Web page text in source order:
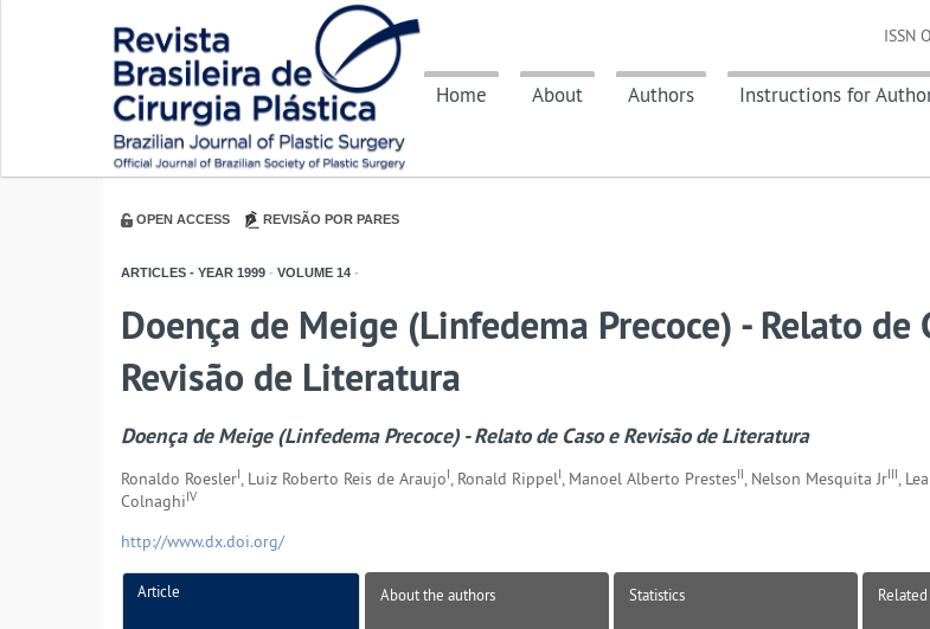
Home About Authors Instructions for
ISSN
OPEN ACCESS REVISÃO POR PARES
ARTICLES - YEAR 1999 - VOLUME 14 -
Doença de Meige (Linfedema Precoce) - Relato de
Revisão de Literatura
Doença de Meige (Linfedema Precoce) - Relato de Caso e Revisão de Literatura
Ronaldo RoeslerI, Luiz Roberto Reis de AraujoI, Ronald RippelI, Manoel Alberto PrestesII, Nelson Mesquita JrIII,
ColnaghiIV
http://www.dx.doi.org/
Article About the authors Statistics